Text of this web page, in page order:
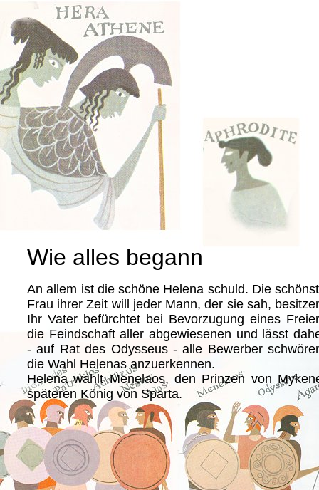
Wie alles begann
An allem ist die schöne Helena schuld. Die
Frau ihrer Zeit will jeder Mann, der sie sah,
Ihr Vater befürchtet bei Bevorzugung eines
die Feindschaft aller abgewiesenen und lässt
- auf Rat des Odysseus - alle Bewerber
die Wahl Helenas anzuerkennen.
Helena wählt Menelaos, den Prinzen von
späteren König von Sparta.